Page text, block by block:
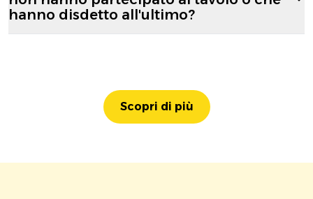
hanno disdetto all'ultimo?
Scopri di più